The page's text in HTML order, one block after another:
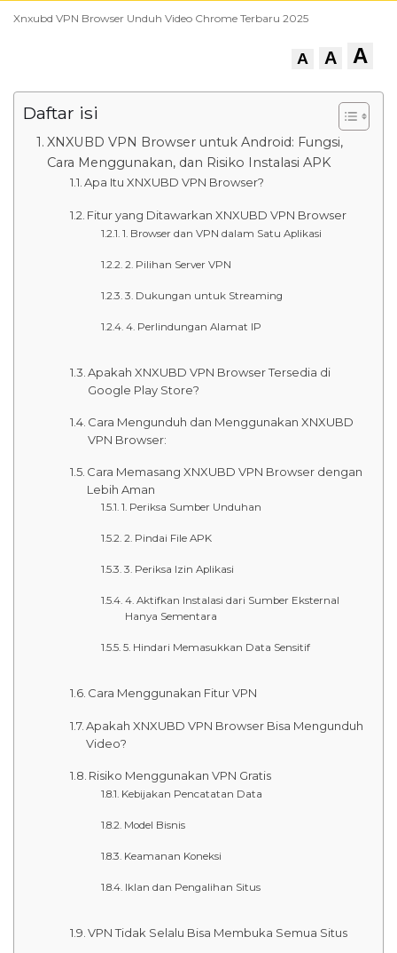
Xnxubd VPN Browser Unduh Video Chrome Terbaru 2025
A A A
Daftar isi
XNXUBD VPN Browser untuk Android: Fungsi,
Cara Menggunakan, dan Risiko Instalasi APK
Apa Itu XNXUBD VPN Browser?
Fitur yang Ditawarkan XNXUBD VPN Browser
1. Browser dan VPN dalam Satu Aplikasi
2. Pilihan Server VPN
3. Dukungan untuk Streaming
4. Perlindungan Alamat IP
Apakah XNXUBD VPN Browser Tersedia di
Google Play Store?
Cara Mengunduh dan Menggunakan XNXUBD
VPN Browser:
Cara Memasang XNXUBD VPN Browser dengan
Lebih Aman
1. Periksa Sumber Unduhan
2. Pindai File APK
3. Periksa Izin Aplikasi
4. Aktifkan Instalasi dari Sumber Eksternal
Hanya Sementara
5. Hindari Memasukkan Data Sensitif
Cara Menggunakan Fitur VPN
Apakah XNXUBD VPN Browser Bisa Mengunduh
Video?
Risiko Menggunakan VPN Gratis
Kebijakan Pencatatan Data
Model Bisnis
Keamanan Koneksi
Iklan dan Pengalihan Situs
VPN Tidak Selalu Bisa Membuka Semua Situs